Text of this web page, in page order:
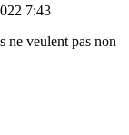
7:43
ne veulent pas non